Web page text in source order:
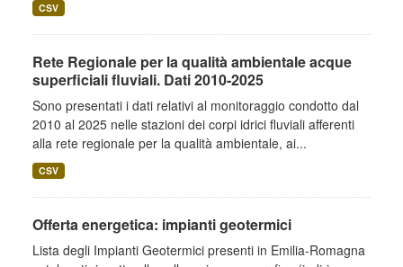
CSV
Rete Regionale per la qualità ambientale acque
superficiali fluviali. Dati 2010-2025
Sono presentati i dati relativi al monitoraggio condotto dal
2010 al 2025 nelle stazioni dei corpi idrici fluviali afferenti
alla rete regionale per la qualità ambientale, ai...
CSV
Offerta energetica: impianti geotermici
Lista degli Impianti Geotermici presenti in Emilia-Romagna